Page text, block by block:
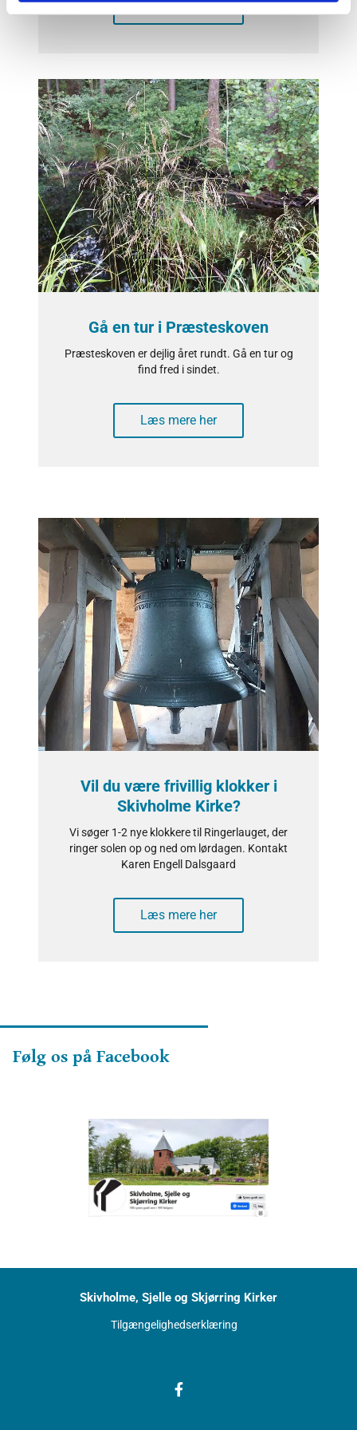
Læs mere her
Gå en tur i Præsteskoven
Præsteskoven er dejlig året rundt. Gå en tur og
find fred i sindet.
Læs mere her
Vil du være frivillig klokker i
Skivholme Kirke?
Vi søger 1-2 nye klokkere til Ringerlauget, der
ringer solen op og ned om lørdagen. Kontakt
Karen Engell Dalsgaard
Læs mere her
Følg os på Facebook
Skivholme, Sjelle og Skjørring Kirker
Tilgængelighedserklæring